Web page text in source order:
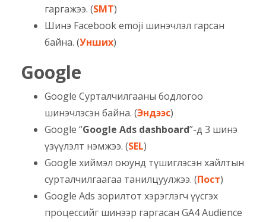
гаргажээ. (SMT)
Шинэ Facebook emoji шинэчлэл гарсан
байна. (Унших)
Google
Google Сурталчилгааны бодлогоо
шинэчлэсэн байна. (Эндээс)
Google “Google Ads dashboard”-д 3 шинэ
үзүүлэлт нэмжээ. (SEL)
Google хиймэл оюунд түшиглэсэн хайлтын
сурталчилгаагаа танилцуулжээ. (Пост)
Google Ads зорилтот хэрэглэгч үүсгэх
процессийг шинээр гаргасан GA4 Audience